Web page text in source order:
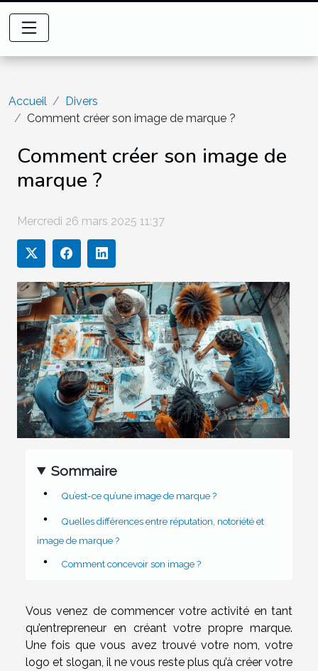
Accueil
Divers
Comment créer son image de marque ?
Comment créer son image de
marque ?
Mercredi 26 mars 2025 11:37
Sommaire
Qu’est-ce qu’une image de marque ?
Quelles différences entre réputation, notoriété et
image de marque ?
Comment concevoir son image ?
Vous venez de commencer votre activité en tant
qu’entrepreneur en créant votre propre marque.
Une fois que vous avez trouvé votre nom, votre
logo et slogan, il ne vous reste plus qu’à créer votre